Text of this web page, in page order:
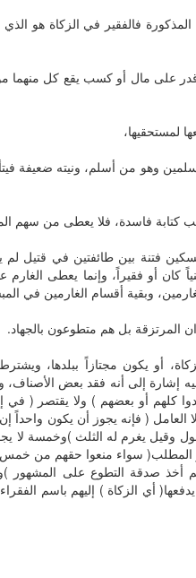
ﻓﺎﻟﻔﻘﻴﺮ ﻓﻲ ﺍﻟﺰﻛﺎﺓ ﻫﻮ
ﻋﻠﻰ ﻣﺎﻝ ﺃﻭ ﻛﺴﺐ ﻳﻘﻊ ﻛﻞ ﻣﻨﻬﻤﺎ
ﻟﻤﺴﺘﺤﻘﻴﻬﺎ،
ﻭﻫﻮ ﻣﻦ ﺃﺳﻠﻢ، ﻭﻧﻴﺘﻪ ﺿﻌﻴﻔﺔ
ﻛﺘﺎﺑﺔ ﻓﺎﺳﺪﺓ، ﻓﻼ ﻳﻌﻄﻰ ﻣﻦ ﺳﻬﻢ
ﻓﺘﻨﺔ ﺑﻴﻦ ﻃﺎﺋﻔﺘﻴﻦ ﻓﻲ ﻗﺘﻴﻞ ﻟﻢ
ﺃﻭ ﻓﻘﻴﺮﺍً، ﻭﺇﻧﻤﺎ ﻳﻌﻄﻰ ﺍﻟﻐﺎﺭﻡ
ﻭﺑﻘﻴﺔ ﺃﻗﺴﺎﻡ ﺍﻟﻐﺎﺭﻣﻴﻦ ﻓﻲ
ﺍﻟﻤﺮﺗﺰﻗﺔ ﺑﻞ ﻫﻢ ﻣﺘﻄﻮﻋﻮﻥ ﺑﺎﻟﺠﻬﺎﺩ.
ﺃﻭ ﻳﻜﻮﻥ ﻣﺠﺘﺎﺯﺍً ﺑﺒﻠﺪﻫﺎ،
ﺇﺷﺎﺭﺓ ﺇﻟﻰ ﺃﻧﻪ ﻓﻘﺪ ﺑﻌﺾ
ﻛﻠﻬﻢ ﺃﻭ ﺑﻌﻀﻬﻢ ) ﻭﻻ ﻳﻘﺘﺼﺮ ( ﻓﻲ
( ﻓﺈﻧﻪ ﻳﺠﻮﺯ ﺃﻥ ﻳﻜﻮﻥ ﻭﺍﺣﺪﺍً
ﻳﻐﺮﻡ ﻟﻪ ﺍﻟﺜﻠﺚ )ﻭﺧﻤﺴﺔ ﻻ
ﺍﻟﻤﻄﻠﺐ( ﺳﻮﺍﺀ ﻣﻨﻌﻮﺍ ﺣﻘﻬﻢ ﻣﻦ
ﺃﺧﺬ ﺻﺪﻗﺔ ﺍﻟﺘﻄﻮﻉ ﻋﻠﻰ ﺍﻟﻤﺸﻬﻮﺭ
ﺃﻱ ﺍﻟﺰﻛﺎﺓ ) ﺇﻟﻴﻬﻢ ﺑﺎﺳﻢ